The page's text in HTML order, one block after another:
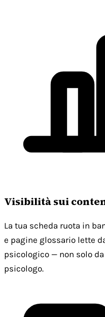
Visibilità sui
La tua scheda ruota in
e pagine glossario lette
psicologico — non solo
psicologo.